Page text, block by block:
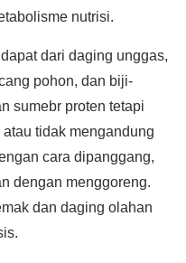
nutrisi.
dari daging unggas,
pohon, dan biji-
sumebr proten tetapi
tidak mengandung
cara dipanggang,
dengan menggoreng.
dan daging olahan